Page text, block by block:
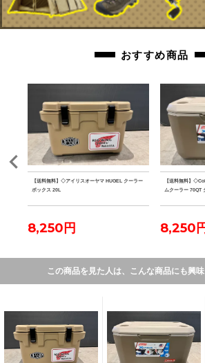
おすすめ商品
【送料無料】◇アイリスオーヤマ HUGEL クーラー
ボックス 20L
8,250円
【送料無料】
ムクーラー 70QT
8,250
この商品を見た人は、こんな商品にも興